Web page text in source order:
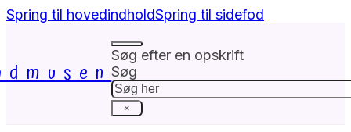
Spring til hovedindholdSpring til sidefod
Søg efter en opskrift
Søg
×